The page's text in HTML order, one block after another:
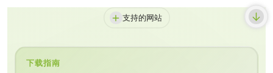
支持的网站
下载指南